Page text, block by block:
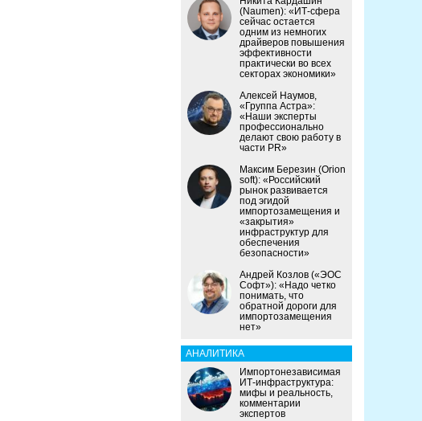
(Naumen): «ИТ-сфера
сейчас остается
одним из немногих
драйверов повышения
эффективности
практически во всех
секторах экономики»
Алексей Наумов,
«Группа Астра»:
«Наши эксперты
профессионально
делают свою работу в
части PR»
Максим Березин (Orion
soft): «Российский
рынок развивается
под эгидой
импортозамещения и
«закрытия»
инфраструктур для
обеспечения
безопасности»
Андрей Козлов («ЭОС
Софт»): «Надо четко
понимать, что
обратной дороги для
импортозамещения
нет»
АНАЛИТИКА
Импортонезависимая
ИТ-инфраструктура:
мифы и реальность,
комментарии
экспертов